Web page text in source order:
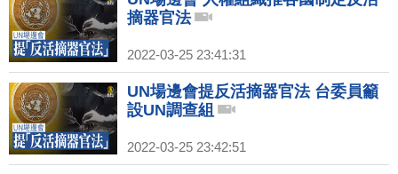
摘器官法
2022-03-25 23:41:31
UN場邊會提反活摘器官法 台委員籲
設UN調查組
2022-03-25 23:42:51